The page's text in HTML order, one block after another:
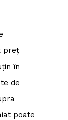
preț
în
de
poate